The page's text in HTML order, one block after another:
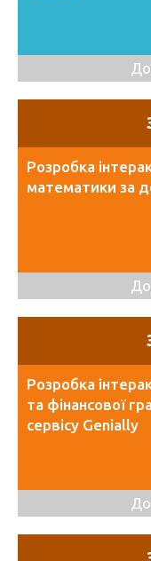
Розробка
математики за
Розробка
та фінансової
сервісу Genially